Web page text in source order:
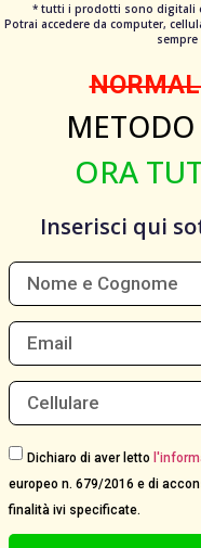
* tutti i prodotti sono digitali
Potrai accedere da computer,
ORA
Inserisci qui
Dichiaro di aver letto
europeo n. 679/2016 e di
finalità ivi specificate.